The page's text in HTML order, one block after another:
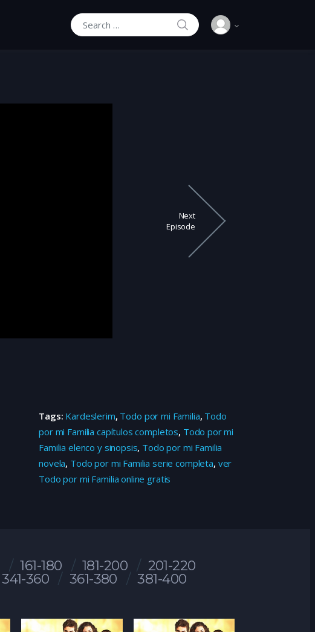
Search for:
SEARCH
Next
Episode
Tags: Kardeslerim, Todo por mi Familia, Todo
por mi Familia capítulos completos, Todo por mi
Familia elenco y sinopsis, Todo por mi Familia
novela, Todo por mi Familia serie completa, ver
Todo por mi Familia online gratis
161-180 181-200
201-220
341-360 361-380
381-400